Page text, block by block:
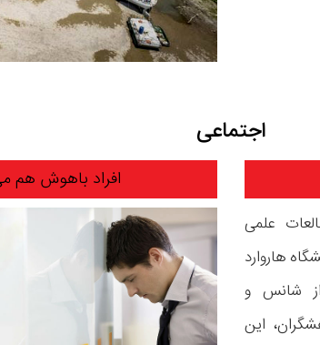
اجتماعی
افراد باهوش هم
علمی
هاروارد
شانس و
این